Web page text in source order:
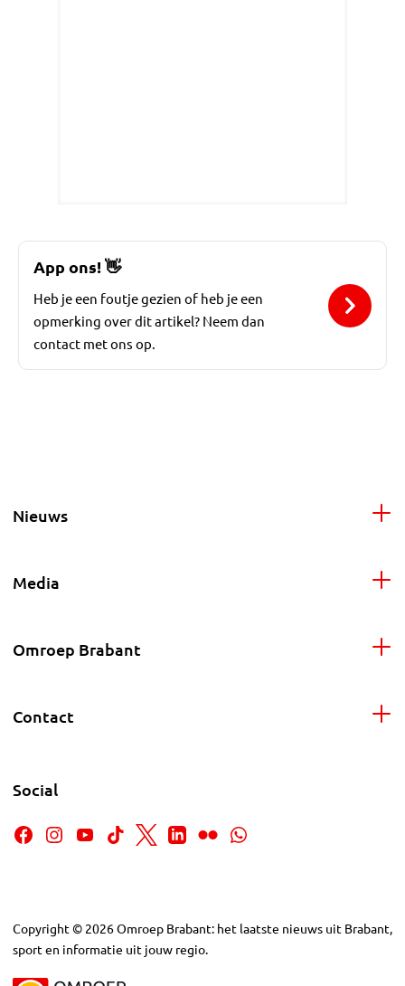
App ons!👋
Heb je een foutje gezien of heb je een
opmerking over dit artikel? Neem dan
contact met ons op.
Nieuws
Media
Omroep Brabant
Contact
Social
Copyright © 2026Omroep Brabant: het laatste nieuws uit Brabant,
sport en informatie uit jouw regio.